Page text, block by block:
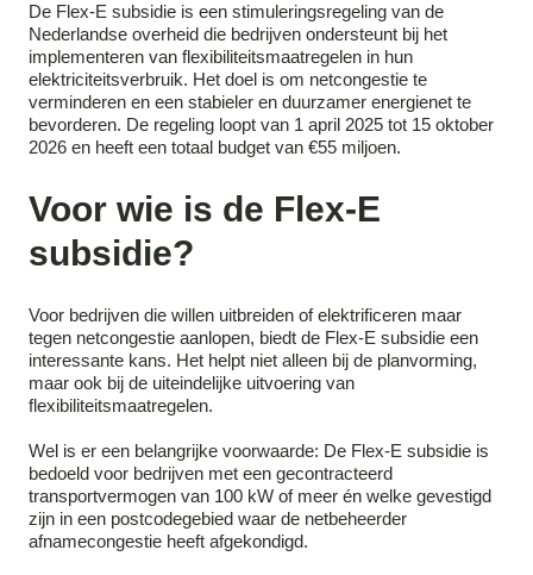
De Flex-E subsidie is een stimuleringsregeling van de
Nederlandse overheid die bedrijven ondersteunt bij het
implementeren van flexibiliteitsmaatregelen in hun
elektriciteitsverbruik. Het doel is om netcongestie te
verminderen en een stabieler en duurzamer energienet te
bevorderen. De regeling loopt van 1 april 2025 tot 15 oktober
2026 en heeft een totaal budget van €55 miljoen.
Voor wie is de Flex-E
subsidie?
Voor bedrijven die willen uitbreiden of elektrificeren maar
tegen netcongestie aanlopen, biedt de Flex-E subsidie een
interessante kans. Het helpt niet alleen bij de planvorming,
maar ook bij de uiteindelijke uitvoering van
flexibiliteitsmaatregelen.
Wel is er een belangrijke voorwaarde: De Flex-E subsidie is
bedoeld voor bedrijven met een gecontracteerd
transportvermogen van 100 kW of meer én welke gevestigd
zijn in een postcodegebied waar de netbeheerder
afnamecongestie heeft afgekondigd.